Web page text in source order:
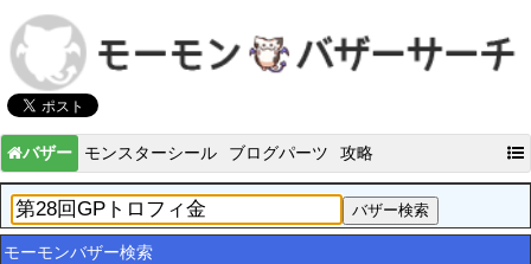
バザー モンスターシール ブログパーツ 攻略
モーモンバザー検索